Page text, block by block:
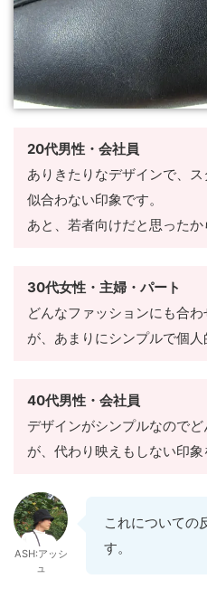
20代男性・会社員
ありきたりなデザインで、
似合わない印象です。
あと、若者向けだと思ったか
30代女性・主婦・パート
どんなファッションにも合
が、あまりにシンプルで個人
40代男性・会社員
デザインがシンプルなので
が、代わり映えもしない印象
ASH:アッシ
ュ
これについての
す。